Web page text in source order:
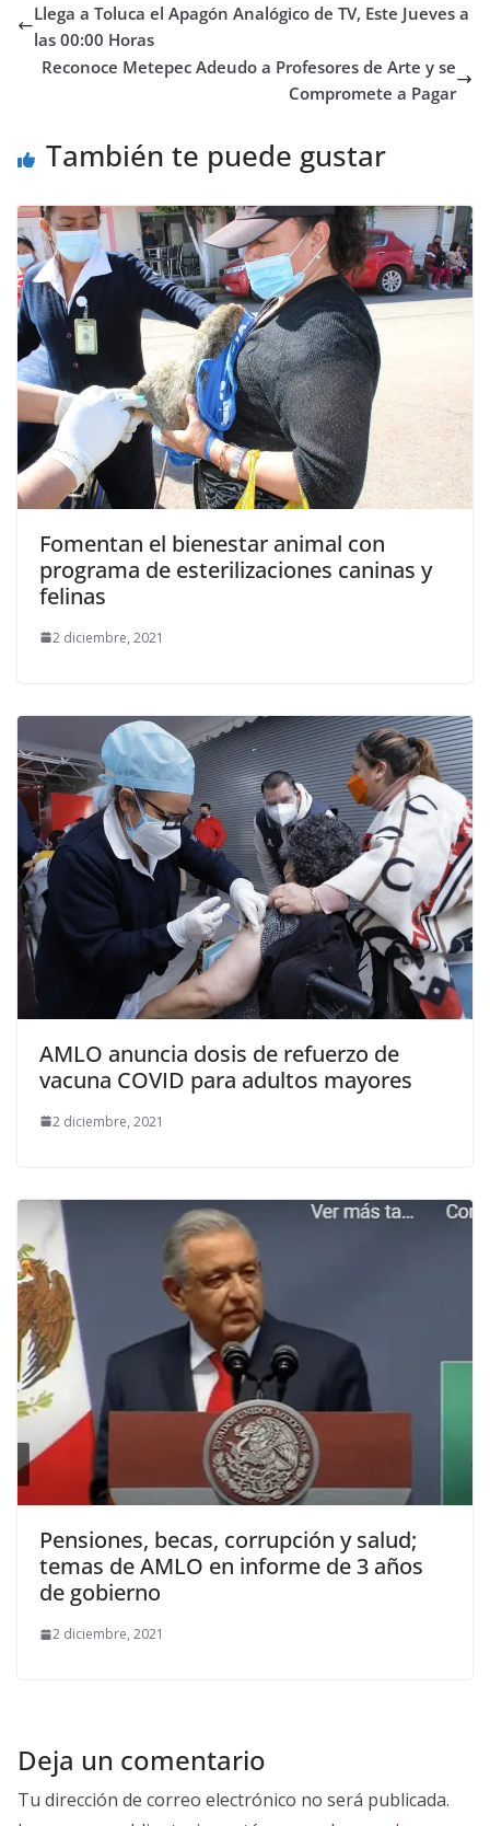
Llega a Toluca el Apagón Analógico de TV, Este Jueves a
las 00:00 Horas
Reconoce Metepec Adeudo a Profesores de Arte y se
Compromete a Pagar
También te puede gustar
Fomentan el bienestar animal con
programa de esterilizaciones caninas y
felinas
2 diciembre, 2021
AMLO anuncia dosis de refuerzo de
vacuna COVID para adultos mayores
2 diciembre, 2021
Pensiones, becas, corrupción y salud;
temas de AMLO en informe de 3 años
de gobierno
2 diciembre, 2021
Deja un comentario
Tu dirección de correo electrónico no será publicada.